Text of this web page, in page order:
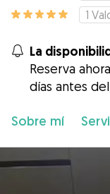
1
La
Reserva
días antes
Sobre mí